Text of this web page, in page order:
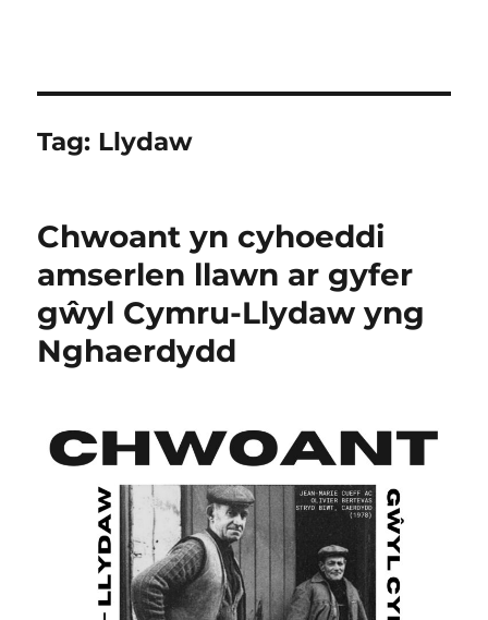
Tag: Llydaw
Chwoant yn cyhoeddi
amserlen llawn ar gyfer
gŵyl Cymru-Llydaw yng
Nghaerdydd